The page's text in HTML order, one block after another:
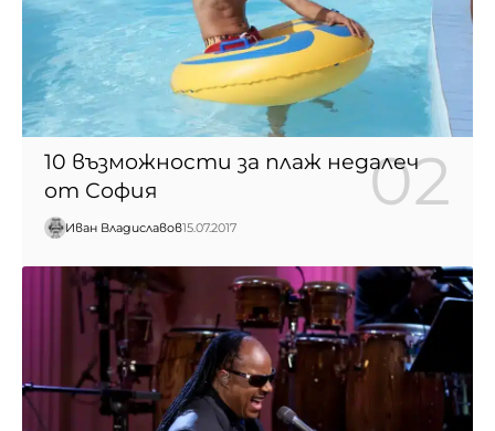
10 възможности за плаж недалеч
от София
Иван Владиславов15.07.2017